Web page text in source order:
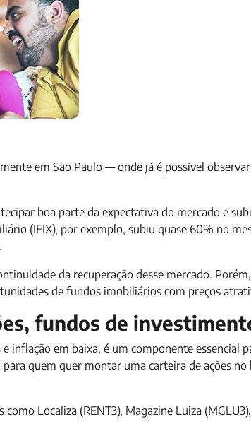
em São Paulo — onde já é possível
boa parte da expectativa do mercado e
(IFIX), por exemplo, subiu quase 60% no
da recuperação desse mercado.
de fundos imobiliários com preços
fundos de
inflação em baixa, é um componente essencial
quem quer montar uma carteira de ações
Localiza (RENT3), Magazine Luiza